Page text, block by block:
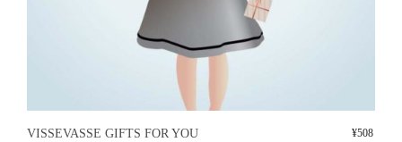
VISSEVASSE GIFTS FOR YOU ¥508